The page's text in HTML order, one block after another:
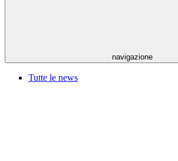
navigazione
Tutte le news